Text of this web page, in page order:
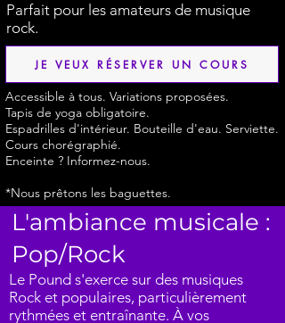
Parfait pour les amateurs de musique
rock.
JE VEUX RÉSERVER UN COURS
Accessible à tous. Variations proposées.
Tapis de yoga obligatoire.
Espadrilles d'intérieur. Bouteille d'eau. Serviette.
Cours chorégraphié.
Enceinte ? Informez-nous.
*Nous prêtons les baguettes.
L'ambiance musicale :
Pop/Rock
Le Pound s'exerce sur des musiques
Rock et populaires, particulièrement
rythmées et entraînante. À vos